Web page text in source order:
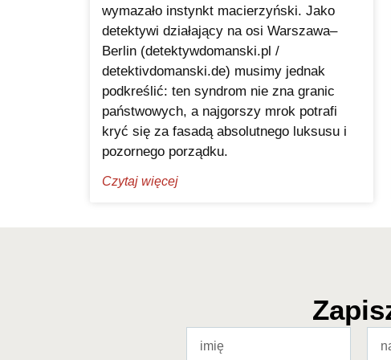
wymazało instynkt macierzyński. Jako
detektywi działający na osi Warszawa–
Berlin (detektywdomanski.pl /
detektivdomanski.de) musimy jednak
podkreślić: ten syndrom nie zna granic
państwowych, a najgorszy mrok potrafi
kryć się za fasadą absolutnego luksusu i
pozornego porządku.
Czytaj więcej